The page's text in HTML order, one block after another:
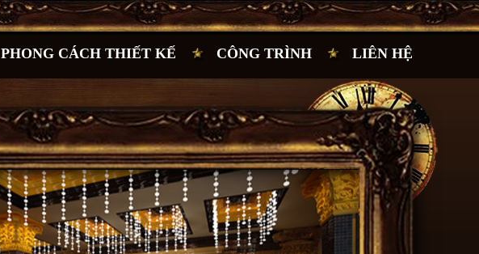
PHONG CÁCH THIẾT KẾ CÔNG TRÌNH LIÊN HỆ